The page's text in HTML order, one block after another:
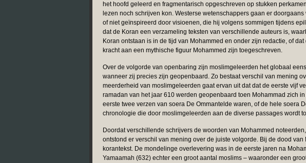
het hoofd geleerd en fragmentarisch opgeschreven op stukken
lezen noch schrijven kon. Westerse wetenschappers gaan er
of niet geïnspireerd door visioenen, die hij volgens sommigen tijdens
dat de Koran een verzameling teksten van verschillende auteurs is,
Koran ontstaan is in de tijd van Mohammed en onder zijn redactie, of
kracht aan een mythische figuur Mohammed zijn toegeschreven.
Over de volgorde van openbaring zijn moslimgeleerden het globaal
wanneer zij precies zijn geopenbaard. Zo bestaat verschil van mening
meerderheid van moslimgeleerden gaat ervan uit dat dat de eerste vijf
ramadan van het jaar 610 werden geopenbaard toen Mohammad zich
eerste twee verzen van soera De Ommantelde waren, of de hele soera
chronologie die door moslimgeleerden aan de diverse passages wordt
Doordat verschillende schrijvers de woorden van Mohammed
ontstond er verschil van mening over de juiste volgorde. Bij de dood
korantekst. De mondelinge overlevering was in de eerste jaren na
Yamaamah (632) echter een groot aantal moslims – waaronder een